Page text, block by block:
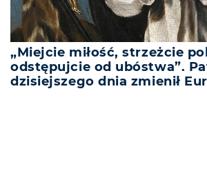
„Miejcie miłość, strzeżcie
odstępujcie od ubóstwa”.
dzisiejszego dnia zmienił